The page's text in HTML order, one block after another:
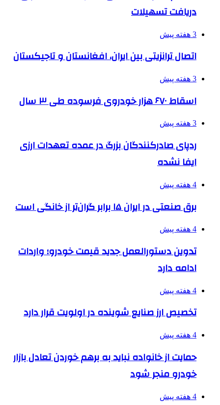
دریافت تسهیلات
3 هفته پیش
اتصال ترانزیتی بین ایران، افغانستان و تاجیکستان
3 هفته پیش
اسقاط ۶۷۰ هزار خودروی فرسوده طی ۳ سال
3 هفته پیش
ردپای صادرکنندگان بزرگ در عمده تعهدات ارزی
ایفا نشده
4 هفته پیش
برق صنعتی در ایران ۱۵ برابر گران‌تر از خانگی است
4 هفته پیش
تدوین دستورالعمل جدید قیمت خودرو؛ واردات
ادامه دارد
4 هفته پیش
تخصیص ارز صنایع شوینده در اولویت قرار دارد
4 هفته پیش
حمایت از خانواده نباید به برهم خوردن تعادل بازار
خودرو منجر شود
4 هفته پیش